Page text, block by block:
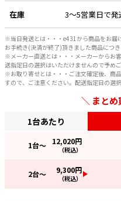
在庫 3～5営業日で発
※当日発送とは・・・e431から商品をお届
お手続き(決済が終了)頂きました商品につ
※メーカー直送とは・・・メーカーからお
送指定日の選択はいただけませんので予め
※お取り寄せとは・・・ご注文確定後、商
すので、ご注意ください。配送指定日の選
まとめ
1台あたり
1台～ 12,020円
（税込）
2台～ 9,300円
（税込）